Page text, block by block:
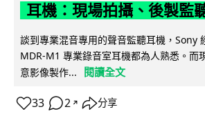
耳機：現場拍攝、後製監
談到專業混音專用的聲音監聽耳機，Sony
MDR-M1 專業錄音室耳機都為人熟悉。而
意影像製作...
閱讀全文
33 2 ↗ 分享